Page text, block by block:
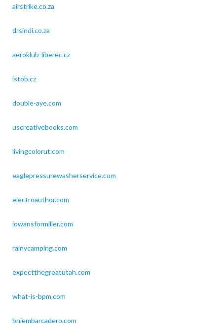
airstrike.co.za
drsindi.co.za
aeroklub-liberec.cz
istob.cz
double-aye.com
uscreativebooks.com
livingcolorut.com
eaglepressurewasherservice.com
electroauthor.com
iowansformiller.com
rainycamping.com
expectthegreatutah.com
what-is-bpm.com
bniembarcadero.com